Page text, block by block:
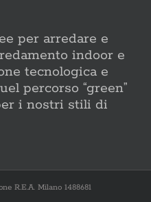
per arredare e
indoor e
tecnologica e
percorso “green”
i nostri stili di
R.E.A. Milano 1488681